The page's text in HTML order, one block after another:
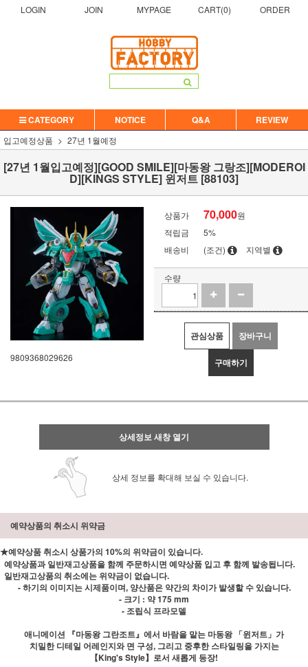
LOGIN JOIN MYPAGE CART(0) ORDER
CATEGORY NOTICE Q&A REVIEW
입고예정상품 27년 1월예정
[27년 1월입고예정][GOOD SMILE][마동왕 그랑조][MODEROI
D][KINGS STYLE] 윈저트 [88103]
9809368029626
상품가 70,000원
적립금
5%
배송비
(조건) 지역별
수량
관심상품 장바구니
구매하기
상세정보 새창 열기
상세 정보를 확대해 보실 수 있습니다.
예약상품의 취소시 위약금
★예약상품 취소시 상품가의 10%의 위약금이 있습니다.
예약상품과 일반재고상품을 함께 주문하시면 예약상품 입고 후 함께 발송됩니다.
일반재고상품의 취소에는 위약금이 없습니다.
- 하기의 이미지는 시제품이며, 양산품은 약간의 차이가 발생할 수 있습니다.
- 크기 : 약 175 mm
- 조립식 프라모델
애니메이션 『마동왕 그란조트』에서 바람을 맡는 마동왕 「윈저트」가
치밀한 디테일 어레인지와 면 구성, 그리고 중후한 스타일링을 가지는
【King's Style】로서 새롭게 등장!